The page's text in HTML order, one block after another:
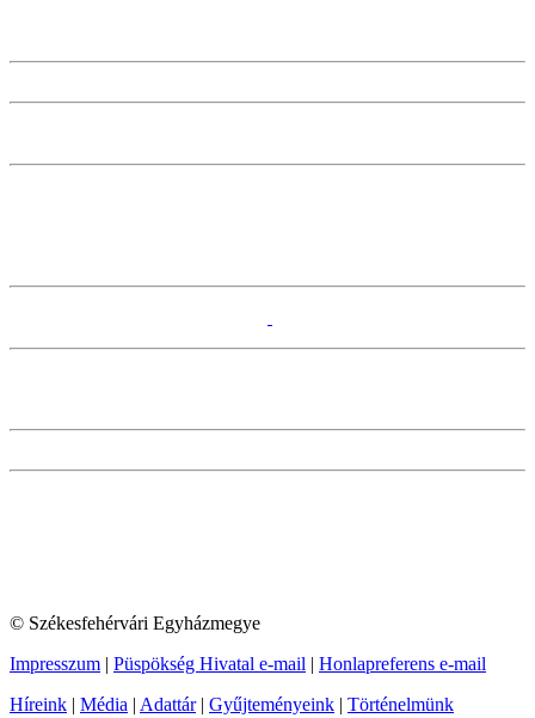
© Székesfehérvári Egyházmegye
Impresszum | Püspökség Hivatal e-mail | Honlapreferens e-mail
Híreink | Média | Adattár| Gyűjteményeink | Történelmünk